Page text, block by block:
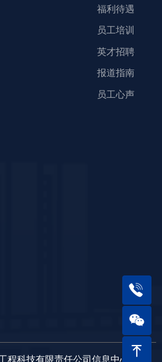
福利待遇
员工培训
英才招聘
报道指南
员工心声
程科技有限责任公司信息中心
ꁸ